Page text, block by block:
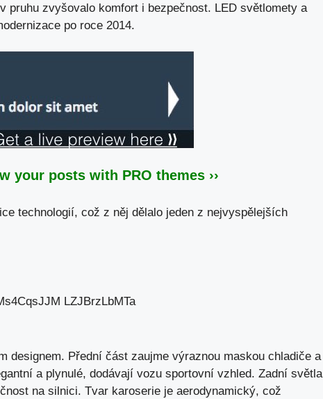
pruhu zvyšovalo komfort i bezpečnost. LED světlomety a
po roce 2014.
your posts with PRO themes ››
technologií, což z něj dělalo jeden z nejvyspělejších
designem. Přední část zaujme výraznou maskou chladiče a
a plynulé, dodávají vozu sportovní vzhled. Zadní světla
na silnici. Tvar karoserie je aerodynamický, což